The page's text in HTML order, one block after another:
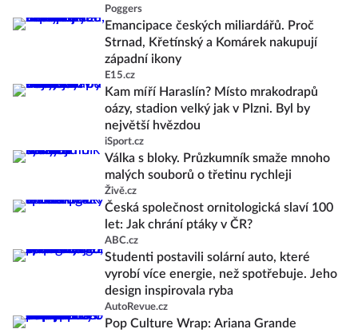
Poggers
Emancipace českých miliardářů. Proč
Strnad, Křetínský a Komárek nakupují
západní ikony
E15.cz
Kam míří Haraslín? Místo mrakodrapů
oázy, stadion velký jak v Plzni. Byl by
největší hvězdou
iSport.cz
Válka s bloky. Průzkumník smaže mnoho
malých souborů o třetinu rychleji
Živě.cz
Česká společnost ornitologická slaví 100
let: Jak chrání ptáky v ČR?
ABC.cz
Studenti postavili solární auto, které
vyrobí více energie, než spotřebuje. Jeho
design inspirovala ryba
AutoRevue.cz
Pop Culture Wrap: Ariana Grande